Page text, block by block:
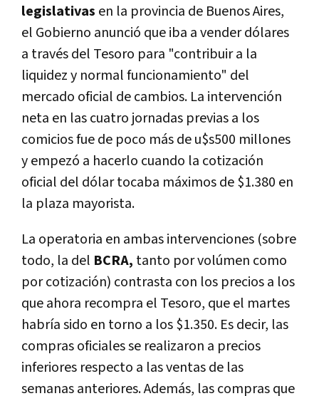
legislativas en la provincia de Buenos Aires,
el Gobierno anunció que iba a vender dólares
a través del Tesoro para "contribuir a la
liquidez y normal funcionamiento" del
mercado oficial de cambios. La intervención
neta en las cuatro jornadas previas a los
comicios fue de poco más de u$s500 millones
y empezó a hacerlo cuando la cotización
oficial del dólar tocaba máximos de $1.380 en
la plaza mayorista.
La operatoria en ambas intervenciones (sobre
todo, la del BCRA, tanto por volúmen como
por cotización) contrasta con los precios a los
que ahora recompra el Tesoro, que el martes
habría sido en torno a los $1.350. Es decir, las
compras oficiales se realizaron a precios
inferiores respecto a las ventas de las
semanas anteriores. Además, las compras que